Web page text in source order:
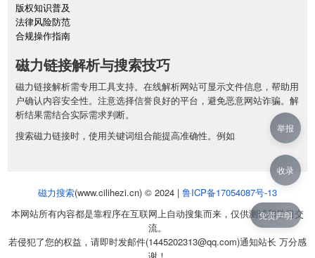
版权知识普及
法律风险防范
合规操作指南
磁力链接解析与搜索技巧
磁力链接解析需专用工具支持。在线解析网站可显示文件信息，帮助用
户确认内容安全性。注意选择信誉良好的平台，避免恶意网站诈骗。解
析结果需结合实际需求判断。
搜索磁力链接时，使用关键词组合能提高准确性。例如
磁力搜索(www.cilihezi.cn) © 2024 | 鲁ICP备17054087号-13
本网站所有内容都是靠程序在互联网上自动搜集而来，仅供测试和学习交
流。
若侵犯了您的权益，请即时发邮件(1445202313@qq.com)通知站长 万分感
免责声明
举报
收录